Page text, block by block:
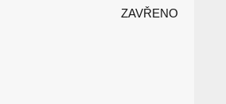
ZAVŘENO